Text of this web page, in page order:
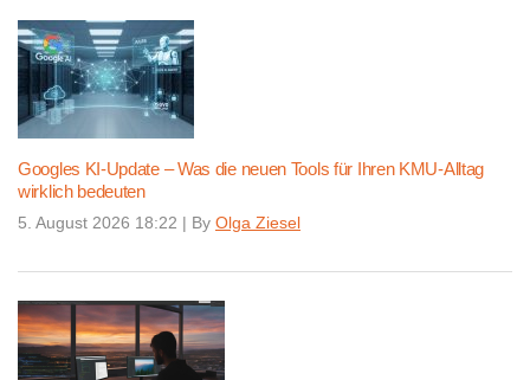
Googles KI-Update – Was die neuen Tools für Ihren KMU-Alltag
wirklich bedeuten
5. August 2026 18:22 | By Olga Ziesel